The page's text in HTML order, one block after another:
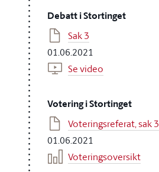
Debatt i Stortinget
Sak 3
01.06.2021
Se video
Votering i Stortinget
Voteringsreferat, sak 3
01.06.2021
Voteringsoversikt